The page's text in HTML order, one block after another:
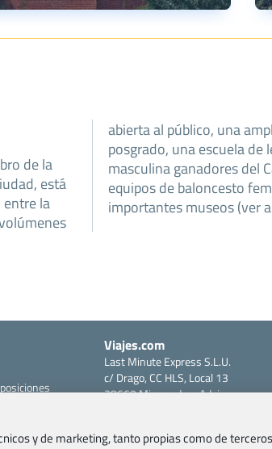
de la
está
la
abierta al público, una
posgrado, una escuela
masculina ganadores del
equipos de baloncesto
importantes museos (ver
Viajes.com
Last Minute Express S.L.U.
c/ Drago, CC HLS, Local 13
38660 Miraverde – Adeje
Tfno: +34 922-97-17-27
y de marketing, tanto propias como de